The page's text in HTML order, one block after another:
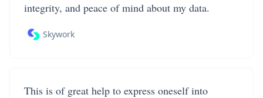
integrity, and peace of mind about my data.
Skywork
This is of great help to express oneself into